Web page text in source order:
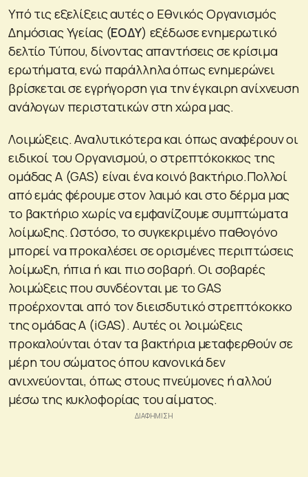
Υπό τις εξελίξεις αυτές ο Εθνικός Οργανισμός
Δημόσιας Υγείας (ΕΟΔΥ) εξέδωσε ενημερωτικό
δελτίο Τύπου, δίνοντας απαντήσεις σε κρίσιμα
ερωτήματα, ενώ παράλληλα όπως ενημερώνει
βρίσκεται σε εγρήγορση για την έγκαιρη ανίχνευση
ανάλογων περιστατικών στη χώρα μας.
Λοιμώξεις. Αναλυτικότερα και όπως αναφέρουν οι
ειδικοί του Οργανισμού, ο στρεπτόκοκκος της
ομάδας Α (GAS) είναι ένα κοινό βακτήριο.Πολλοί
από εμάς φέρουμε στον λαιμό και στο δέρμα μας
το βακτήριο χωρίς να εμφανίζουμε συμπτώματα
λοίμωξης. Ωστόσο, το συγκεκριμένο παθογόνο
μπορεί να προκαλέσει σε ορισμένες περιπτώσεις
λοίμωξη, ήπια ή και πιο σοβαρή. Οι σοβαρές
λοιμώξεις που συνδέονται με το GAS
προέρχονται από τον διεισδυτικό στρεπτόκοκκο
της ομάδας Α (iGAS). Αυτές οι λοιμώξεις
προκαλούνται όταν τα βακτήρια μεταφερθούν σε
μέρη του σώματος όπου κανονικά δεν
ανιχνεύονται, όπως στους πνεύμονες ή αλλού
μέσω της κυκλοφορίας του αίματος.